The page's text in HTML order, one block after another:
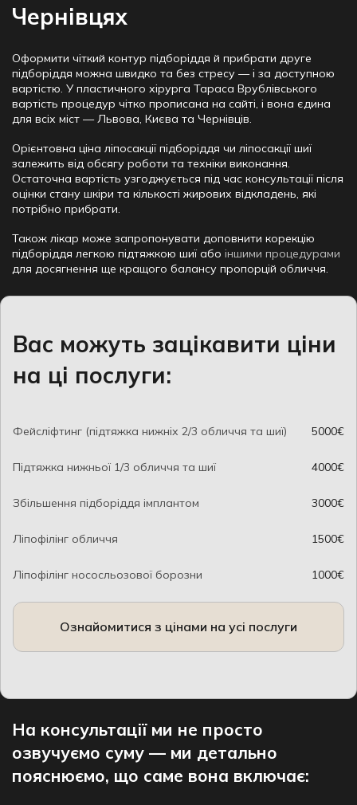
Чернівцях
Оформити чіткий контур підборіддя й прибрати друге
підборіддя можна швидко та без стресу — і за доступною
вартістю. У пластичного хірурга Тараса Врублівського
вартість процедур чітко прописана на сайті, і вона єдина
для всіх міст — Львова, Києва та Чернівців.
Орієнтовна ціна ліпосакції підборіддя чи ліпосакції шиї
залежить від обсягу роботи та техніки виконання.
Остаточна вартість узгоджується під час консультації після
оцінки стану шкіри та кількості жирових відкладень, які
потрібно прибрати.
Також лікар може запропонувати доповнити корекцію
підборіддя легкою підтяжкою шиї або іншими процедурами
для досягнення ще кращого балансу пропорцій обличчя.
Вас можуть зацікавити ціни
на ці послуги:
Фейсліфтинг (підтяжка нижніх 2/3 обличчя та шиї) 5000€
Підтяжка нижньої 1/3 обличчя та шиї 4000€
Збільшення підборіддя імплантом 3000€
Ліпофілінг обличчя 1500€
Ліпофілінг нососльозової борозни 1000€
Ознайомитися з цінами на усі послуги
На консультації ми не просто
озвучуємо суму — ми детально
пояснюємо, що саме вона включає: